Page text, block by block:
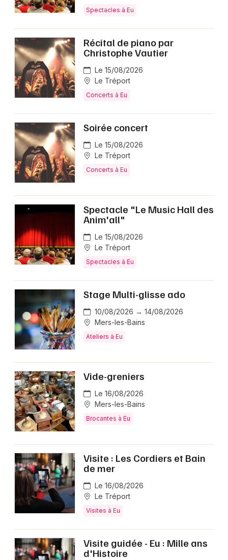
Spectacles à Eu
Récital de piano par
Christophe Vautier
Le 15/08/2026
Le Tréport
Concerts à Eu
Soirée concert
Le 15/08/2026
Le Tréport
Concerts à Eu
Spectacle "Le Music Hall des
Anim'all"
Le 15/08/2026
Le Tréport
Spectacles à Eu
Stage Multi-glisse ado
10/08/2026 → 14/08/2026
Mers-les-Bains
Ateliers à Eu
Vide-greniers
Le 16/08/2026
Mers-les-Bains
Brocantes à Eu
Visite : Les Cordiers et Bain
de mer
Le 16/08/2026
Le Tréport
Visites à Eu
Visite guidée - Eu : Mille ans
d'Histoire